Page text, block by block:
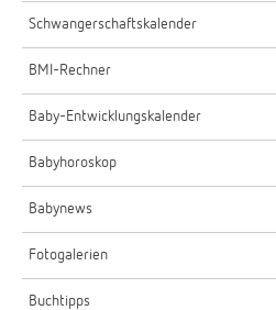
Schwangerschaftskalender
BMI-Rechner
Baby-Entwicklungskalender
Babyhoroskop
Babynews
Fotogalerien
Buchtipps